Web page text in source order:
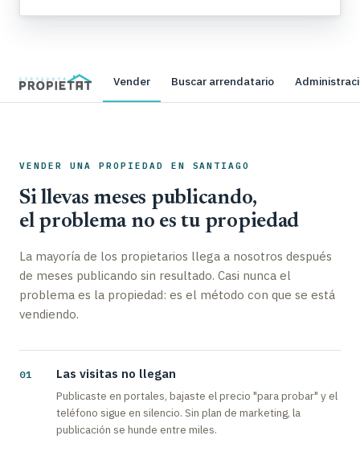
Vender Buscar arrendatario
VENDER UNA PROPIEDAD EN SANTIAGO
Si llevas meses publicando,
el problema no es tu propiedad
La mayoría de los propietarios llega a nosotros después
de meses publicando sin resultado. Casi nunca el
problema es la propiedad: es el método con que se está
vendiendo.
Las visitas no llegan
Publicaste en portales, bajaste el precio "para probar" y el
teléfono sigue en silencio. Sin plan de marketing, la
publicación se hunde entre miles.